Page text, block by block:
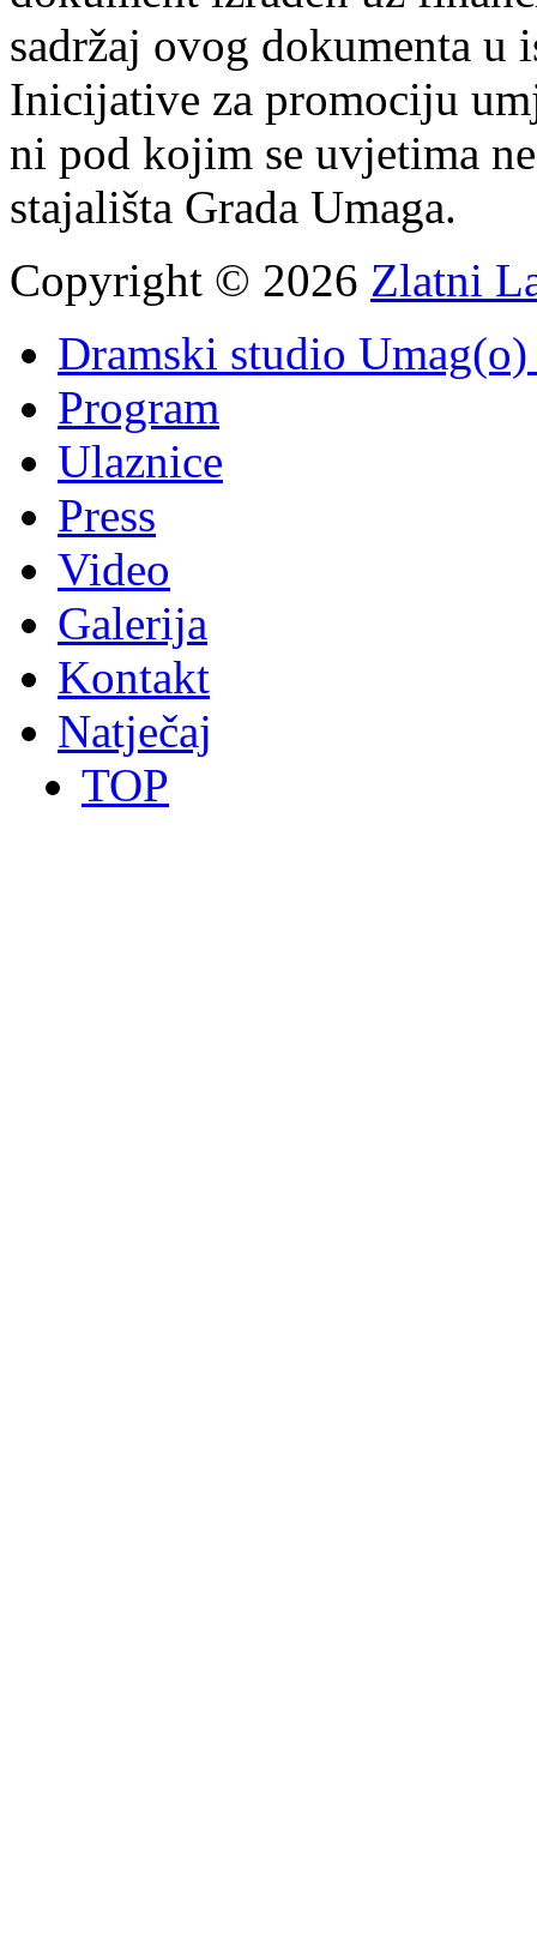
sadržaj ovog dokumenta
Inicijative za promociju
ni pod kojim se uvjetima
stajališta Grada Umaga.
Copyright © 2026 Zlatni
Dramski studio
Program
Ulaznice
Press
Video
Galerija
Kontakt
Natječaj
TOP